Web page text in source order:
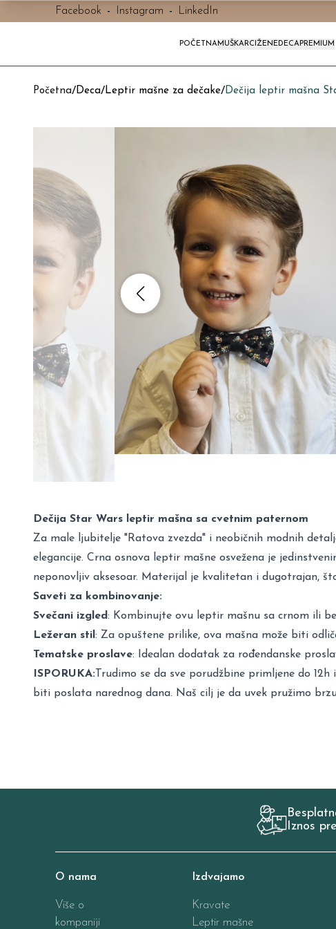
Facebook - Instagram - LinkedIn
POČETNAMUŠKARCI ŽENEDECAPREMIUM
Početna/Deca/Leptir mašne za dečake/Dečija leptir mašna
Dečija Star Wars leptir mašna sa cvetnim paternom
Za male ljubitelje "Ratova zvezda" i neobičnih modnih
elegancije. Crna osnova leptir mašne osvežena je
neponovljiv aksesoar. Materijal je kvalitetan i dugotrajan,
Saveti za kombinovanje:
Svečani izgled: Kombinujte ovu leptir mašnu sa crnom ili
Ležeran stil : Za opuštene prilike, ova mašna može biti
Tematske proslave: Idealan dodatak za rođendanske
ISPORUKA: Trudimo se da sve porudžbine primljene do
biti poslata narednog dana. Naš cilj je da uvek pružimo
Iznos
O nama
Više o
kompaniji
Izdvajamo
Kravate
Leptir mašne